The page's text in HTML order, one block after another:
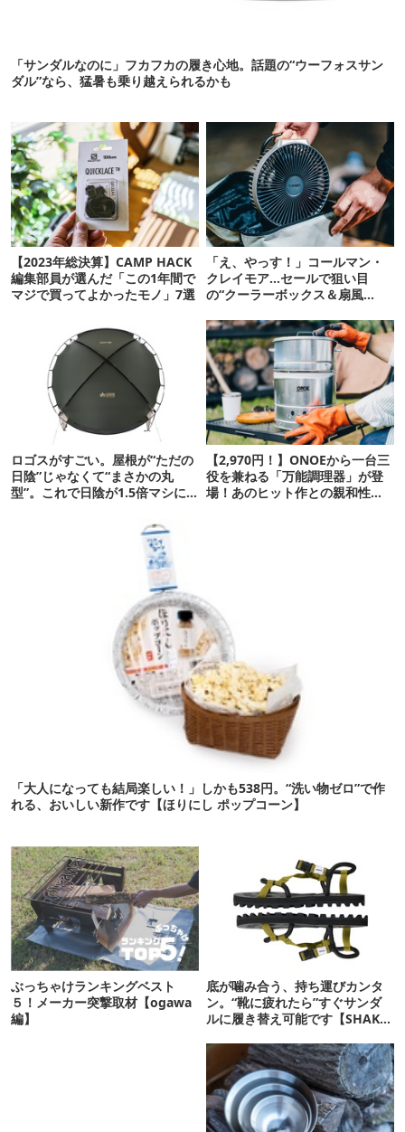
「サンダルなのに」フカフカの履き心地。話題の“ウーフォスサン
ダル”なら、猛暑も乗り越えられるかも
【2023年総決算】CAMP HACK
編集部員が選んだ「この1年間で
マジで買ってよかったモノ」7選
「え、やっす！」コールマン・
クレイモア…セールで狙い目
の“クーラーボックス＆扇風
ロゴスがすごい。屋根が“ただの
日陰”じゃなくて“まさかの丸
型”。これで日陰が1.5倍マシに
【2,970円！】ONOEから一台三
役を兼ねる「万能調理器」が登
場！あのヒット作との親和性も
「大人になっても結局楽しい！」しかも538円。“洗い物ゼロ”で作
れる、おいしい新作です【ほりにし ポップコーン】
ぶっちゃけランキングベスト
５！メーカー突撃取材【ogawa
編】
底が噛み合う、持ち運びカンタ
ン。“靴に疲れたら”すぐサンダ
ルに履き替え可能です【SHAKA